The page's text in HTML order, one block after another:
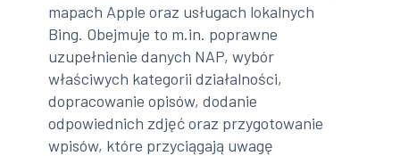
mapach Apple oraz usługach lokalnych
Bing. Obejmuje to m.in. poprawne
uzupełnienie danych NAP, wybór
właściwych kategorii działalności,
dopracowanie opisów, dodanie
odpowiednich zdjęć oraz przygotowanie
wpisów, które przyciągają uwagę